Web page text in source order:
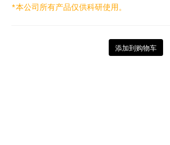
*本公司所有产品仅供科研使用。
添加到购物车